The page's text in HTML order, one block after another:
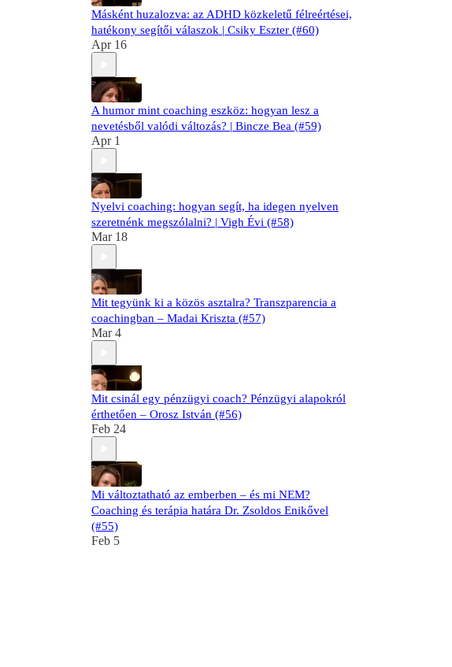
Másként huzalozva: az ADHD közkeletű félreértései,
hatékony segítői válaszok | Csiky Eszter (#60)
Apr 16
A humor mint coaching eszköz: hogyan lesz a
nevetésből valódi változás? | Bincze Bea (#59)
Apr 1
Nyelvi coaching: hogyan segít, ha idegen nyelven
szeretnénk megszólalni? | Vigh Évi (#58)
Mar 18
Mit tegyünk ki a közös asztalra? Transzparencia a
coachingban – Madai Kriszta (#57)
Mar 4
Mit csinál egy pénzügyi coach? Pénzügyi alapokról
érthetően – Orosz István (#56)
Feb 24
Mi változtatható az emberben – és mi NEM?
Coaching és terápia határa Dr. Zsoldos Enikővel
(#55)
Feb 5